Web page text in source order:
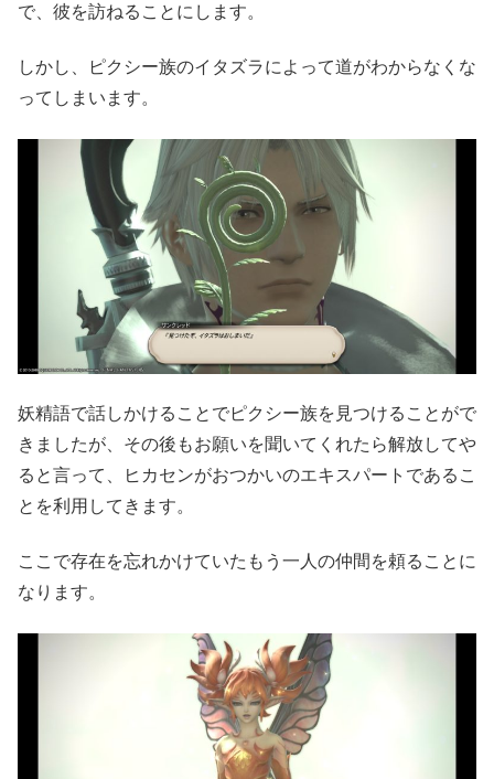
で、彼を訪ねることにします。
しかし、ピクシー族のイタズラによって道がわからなくな
ってしまいます。
妖精語で話しかけることでピクシー族を見つけることがで
きましたが、その後もお願いを聞いてくれたら解放してや
ると言って、ヒカセンがおつかいのエキスパートであるこ
とを利用してきます。
ここで存在を忘れかけていたもう一人の仲間を頼ることに
なります。